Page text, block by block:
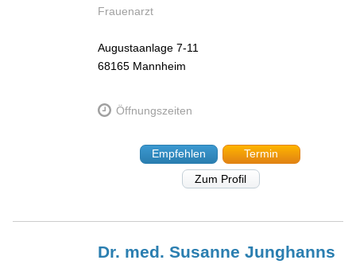
Frauenarzt
Augustaanlage 7-11
68165 Mannheim
Öffnungszeiten
Empfehlen
Termin
Zum Profil
Dr. med. SusanneJunghanns